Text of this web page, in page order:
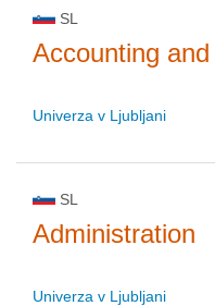
SL
Accounting
Univerza v Ljubljani
SL
Administration
Univerza v Ljubljani